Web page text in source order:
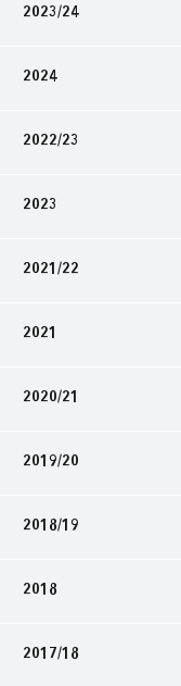
2023/24
2024
2022/23
2023
2021/22
2021
2020/21
2019/20
2018/19
2018
2017/18